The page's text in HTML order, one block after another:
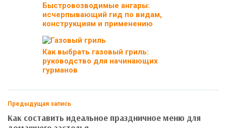
Быстровозводимые ангары:
исчерпывающий гид по видам,
конструкциям и применению
Как выбрать газовый гриль:
руководство для начинающих
гурманов
Предыдущая запись
Как составить идеальное праздничное меню для